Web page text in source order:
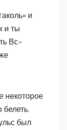
и
и ты
Вс-
некоторое
был